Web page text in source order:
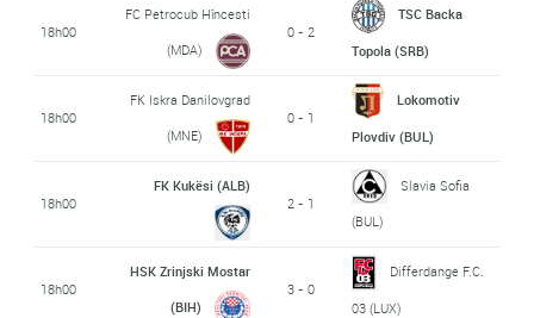
18h00
FC Petrocub Hîncesti
(MDA)
0 - 2
TSC Backa
Topola (SRB)
18h00
FK Iskra Danilovgrad
(MNE)
0 - 1
Lokomotiv
Plovdiv (BUL)
18h00
FK Kukësi (ALB)
2 - 1
Slavia Sofia
(BUL)
18h00
HSK Zrinjski Mostar
(BIH)
3 - 0
Differdange F.C.
03 (LUX)